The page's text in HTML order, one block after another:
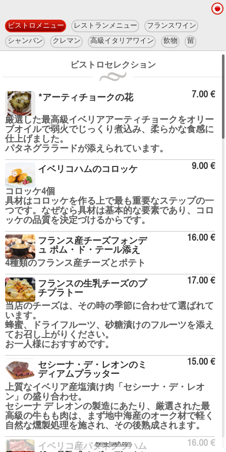
ビストロメニュー レストランメニュー フランスワイン
シャンパン クレマン 高級イタリアワイン 飲物 留
ビストロセレクション
7.00 €
*アーティチョークの花
厳選した最高級イベリアアーティチョークをオリー
ブオイルで弱火でじっくり煮込み、柔らかな食感に
仕上げました。
パタネグララードが添えられています。
9.00 €
イベリコハムのコロッケ
コロッケ4個
具材はコロッケを作る上で最も重要なステップの一
つです。なぜなら具材は基本的な要素であり、コロ
ッケの品質を決定づけるからです。
16.00 €
フランス産チーズフォンデ
ュ ポム・ド・テール添え
4種類のフランス産チーズとポテト
17.00 €
フランスの生乳チーズのプ
チプラトー
当店のチーズは、その時の季節に合わせて選ばれて
います。
蜂蜜、ドライフルーツ、砂糖漬けのフルーツを添え
てお召し上がりください。
お一人様におすすめです。
15.00 €
セシーナ・デ・レオンのミ
ディアムプラッター
上質なイベリア産塩漬け肉「セシーナ・デ・レオ
ン」の盛り合わせ。
セシーナ デ レオンの製造にあたり、厳選された最
高級の牛もも肉は、まず地中海産のオーク材で軽く
自然な燻製処理を施され、その後熟成されます。
16.00 €
イベリコ産パタネグラハム
menu-touch.com